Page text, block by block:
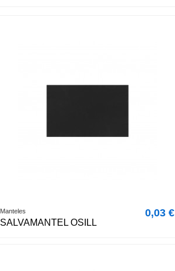
Manteles
SALVAMANTEL OSILL
0,03 €